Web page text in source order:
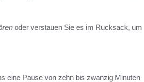
oder verstauen Sie es im Rucksack, um
eine Pause von zehn bis zwanzig Minuten